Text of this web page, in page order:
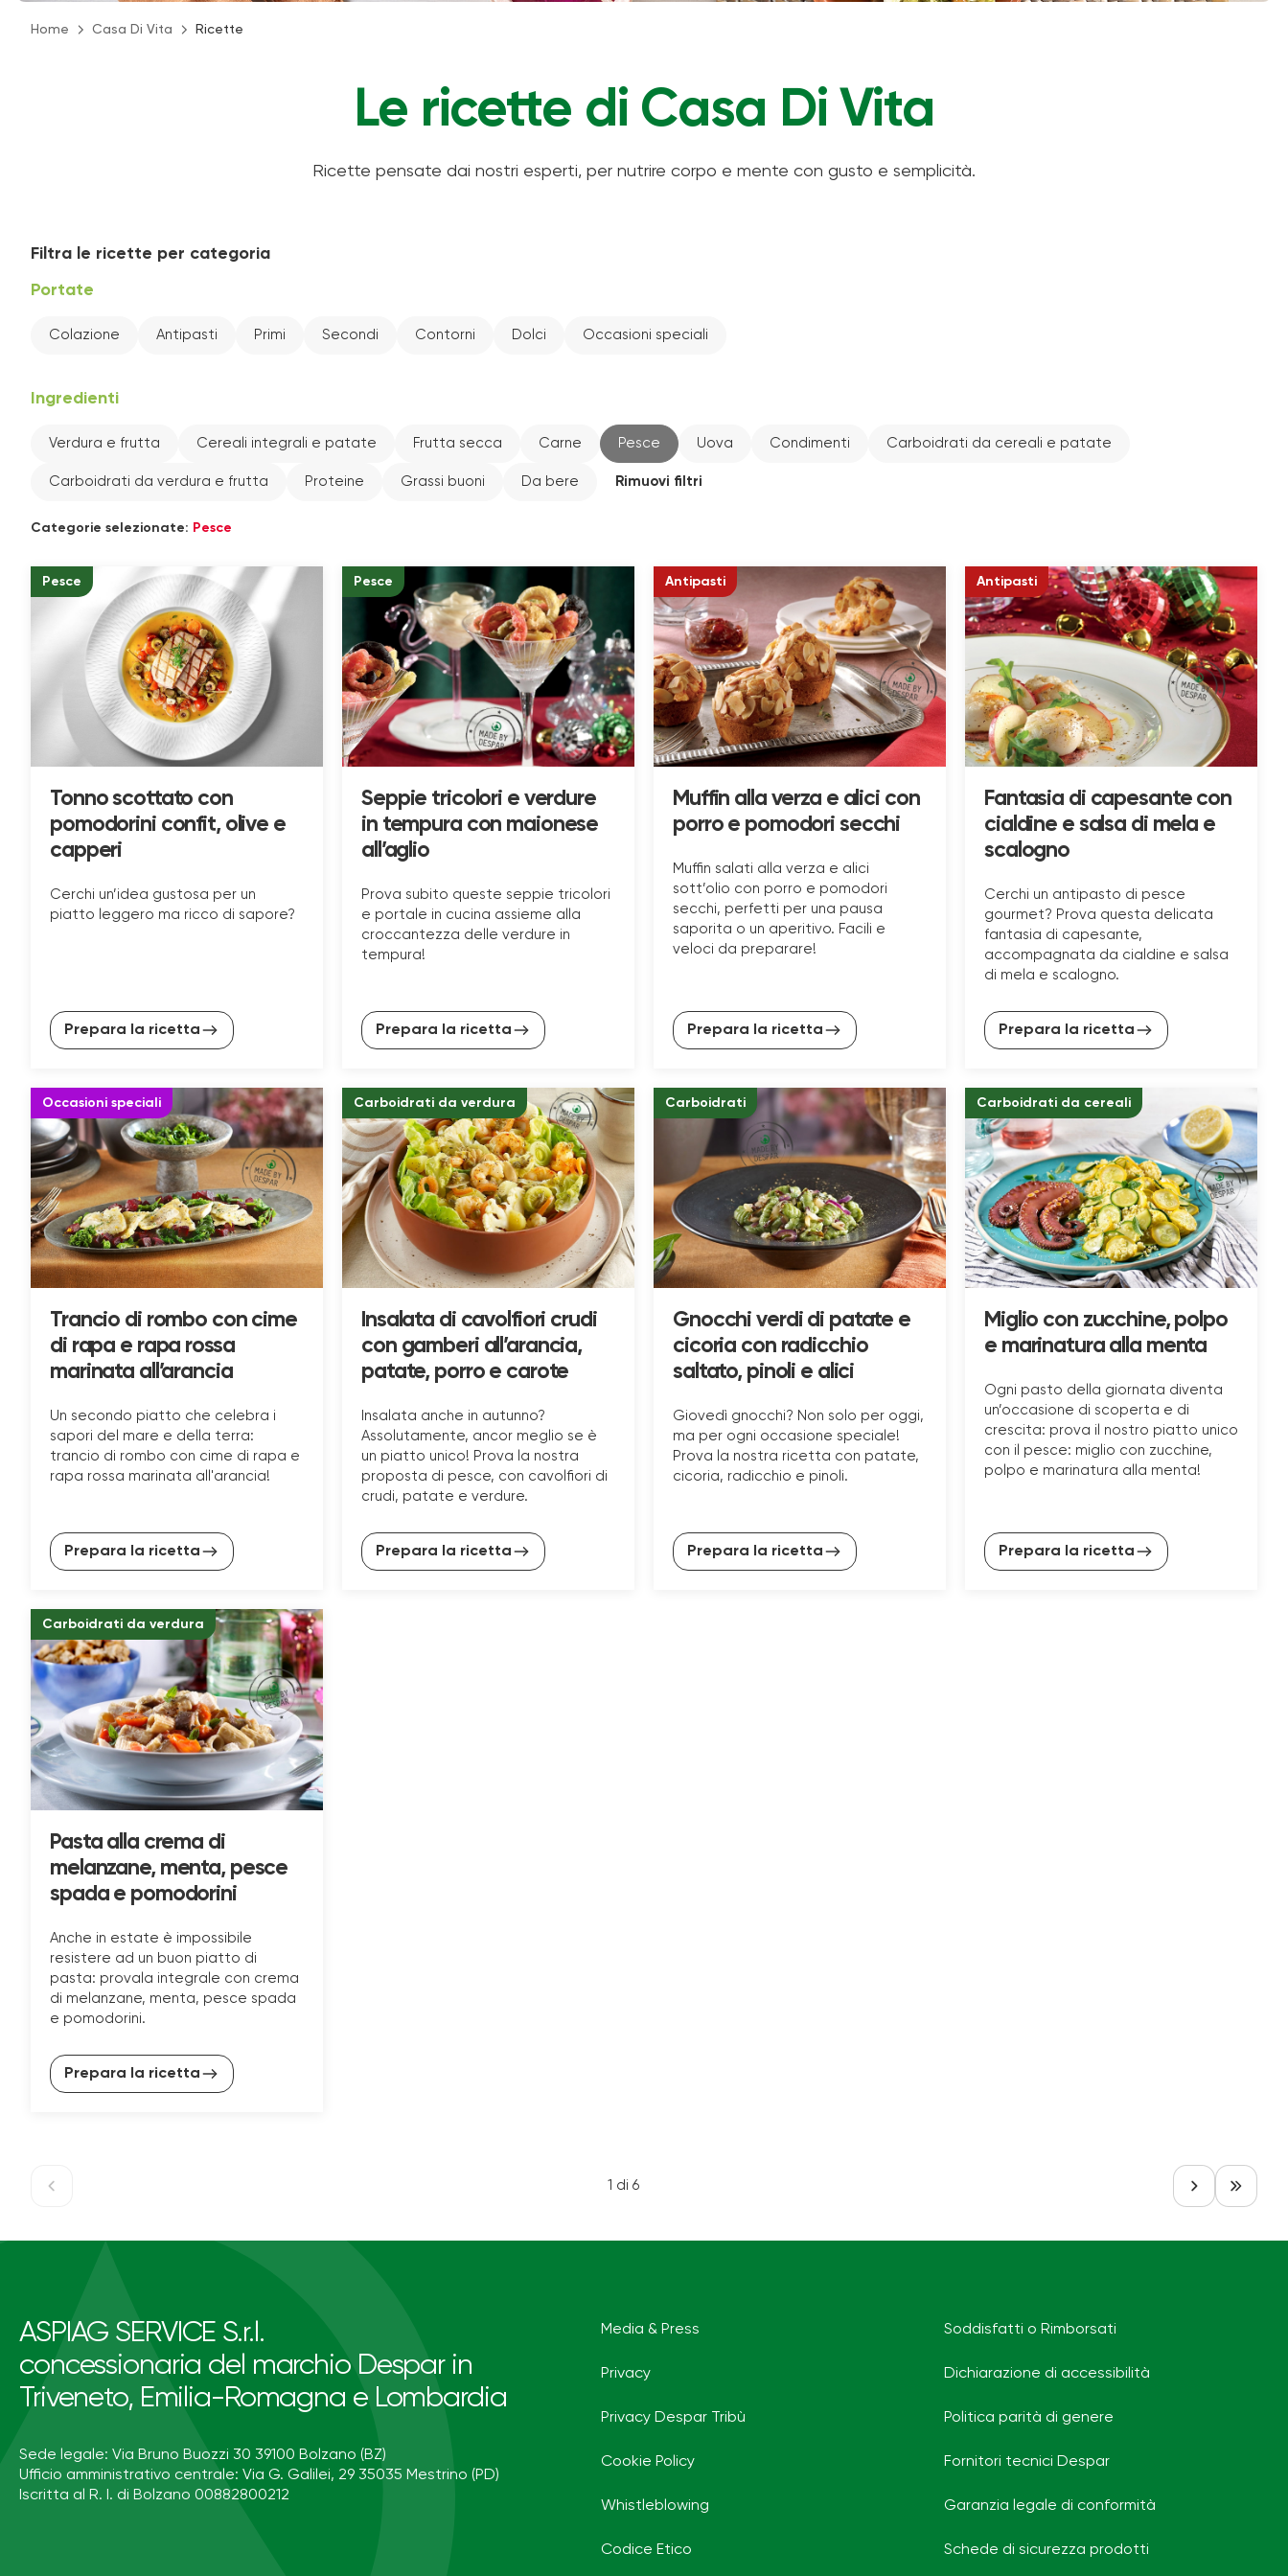
Home Casa Di Vita Ricette
Le ricette di Casa Di Vita
Ricette pensate dai nostri esperti, per nutrire corpo e mente con gusto e semplicità.
Filtra le ricette per categoria
Portate
Colazione Antipasti Primi Secondi Contorni Dolci Occasioni speciali
Ingredienti
Verdura e frutta Cereali integrali e patate Frutta secca Carne Pesce Uova Condimenti Carboidrati da cereali e patate
Carboidrati da verdura e frutta Proteine Grassi buoni Da bere Rimuovi filtri
Categorie selezionate: Pesce
Pesce
Tonno scottato con
pomodorini confit, olive e
capperi
Cerchi un’idea gustosa per un
piatto leggero ma ricco di sapore?
Prepara la ricetta
Pesce
Seppie tricolori e verdure
in tempura con maionese
all’aglio
Prova subito queste seppie tricolori
e portale in cucina assieme alla
croccantezza delle verdure in
tempura!
Prepara la ricetta
Antipasti
Muffin alla verza e alici con
porro e pomodori secchi
Muffin salati alla verza e alici
sott’olio con porro e pomodori
secchi, perfetti per una pausa
saporita o un aperitivo. Facili e
veloci da preparare!
Prepara la ricetta
Antipasti
Fantasia di capesante con
cialdine e salsa di mela e
scalogno
Cerchi un antipasto di pesce
gourmet? Prova questa delicata
fantasia di capesante,
accompagnata da cialdine e salsa
di mela e scalogno.
Prepara la ricetta
Occasioni speciali
Trancio di rombo con cime
di rapa e rapa rossa
marinata all’arancia
Un secondo piatto che celebra i
sapori del mare e della terra:
trancio di rombo con cime di rapa e
rapa rossa marinata all'arancia!
Prepara la ricetta
Carboidrati da verdura
Insalata di cavolfiori crudi
con gamberi all’arancia,
patate, porro e carote
Insalata anche in autunno?
Assolutamente, ancor meglio se è
un piatto unico! Prova la nostra
proposta di pesce, con cavolfiori di
crudi, patate e verdure.
Prepara la ricetta
Carboidrati
Gnocchi verdi di patate e
cicoria con radicchio
saltato, pinoli e alici
Giovedì gnocchi? Non solo per oggi,
ma per ogni occasione speciale!
Prova la nostra ricetta con patate,
cicoria, radicchio e pinoli.
Prepara la ricetta
Carboidrati da cereali
Miglio con zucchine, polpo
e marinatura alla menta
Ogni pasto della giornata diventa
un’occasione di scoperta e di
crescita: prova il nostro piatto unico
con il pesce: miglio con zucchine,
polpo e marinatura alla menta!
Prepara la ricetta
Carboidrati da verdura
Pasta alla crema di
melanzane, menta, pesce
spada e pomodorini
Anche in estate è impossibile
resistere ad un buon piatto di
pasta: provala integrale con crema
di melanzane, menta, pesce spada
e pomodorini.
Prepara la ricetta
1 di 6
ASPIAG SERVICE S.r.l.
concessionaria del marchio Despar in
Triveneto, Emilia-Romagna e Lombardia
Sede legale: Via Bruno Buozzi 30 39100 Bolzano (BZ)
Ufficio amministrativo centrale: Via G. Galilei, 29 35035 Mestrino (PD)
Iscritta al R. I. di Bolzano 00882800212
Media & Press
Privacy
Privacy Despar Tribù
Cookie Policy
Whistleblowing
Codice Etico
Soddisfatti o Rimborsati
Dichiarazione di accessibilità
Politica parità di genere
Fornitori tecnici Despar
Garanzia legale di conformità
Schede di sicurezza prodotti